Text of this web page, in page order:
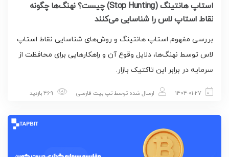
استاپ هانتینگ (Stop Hunting) چیست؟ نهنگ‌ها چگونه
نقاط استاپ لاس را شناسایی می‌کنند
بررسی مفهوم استاپ هانتینگ و روش‌های شناسایی نقاط استاپ
لاس توسط نهنگ‌ها، دلایل وقوع آن و راهکارهایی برای محافظت از
سرمایه در برابر این تاکتیک بازار.
1404-01-27 ارسال شده توسطتپ بیت فارسی